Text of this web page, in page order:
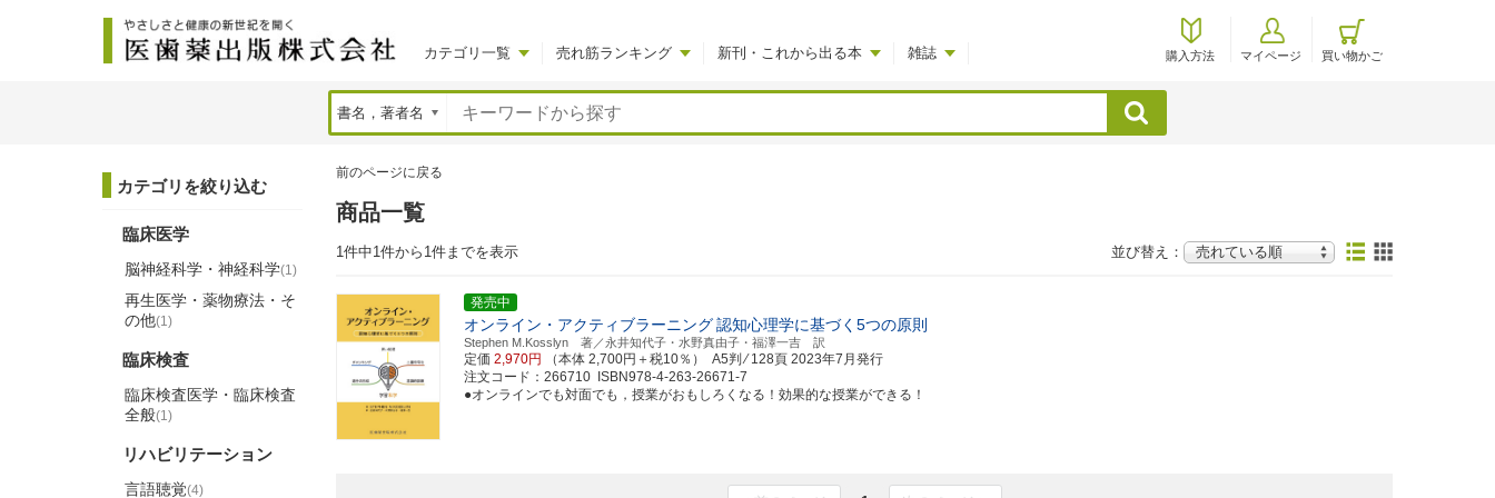
カテゴリ一覧 売れ筋ランキング 新刊・これから出る本 雑誌 購入方法 マイページ 買い物かご
検索
前のページに戻る
商品一覧
1件中1件から1件までを表示 並び替え：
発売中
オンライン・アクティブラーニング認知心理学に基づく5つの原則
Stephen M.Kosslyn 著／永井知代子・水野真由子・福澤一吉 訳
定価 2,970円 （本体 2,700円＋税10％） A5判 ⁄ 128頁 2023年7月発行
注文コード：266710 ISBN978-4-263-26671-7
●オンラインでも対面でも，授業がおもしろくなる！効果的な授業ができる！
カテゴリを絞り込む
臨床医学
脳神経科学・神経科学(1)
再生医学・薬物療法・そ
の他(1)
臨床検査
臨床検査医学・臨床検査
全般(1)
リハビリテーション
言語聴覚(4)